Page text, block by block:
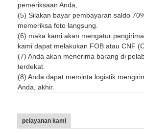
pemeriksaan Anda,
(5) Silakan bayar pembayaran saldo
memeriksa foto langsung.
(6) maka kami akan mengatur
kami dapat melakukan FOB atau CNF
(7) Anda akan menerima barang di
terdekat.
(8) Anda dapat meminta logistik
Anda, akhir.
pelayanan kami